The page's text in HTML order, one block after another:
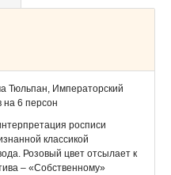
Тюльпан, Императорский
6 персон
росписи
классикой
Розовый цвет отсылает к
– «Собственному»